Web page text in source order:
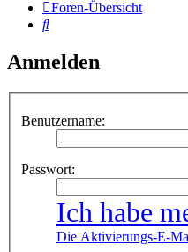
Foren-Übersicht
Suche
Anmelden
Benutzername:
Passwort:
Ich habe
Die Aktivierungs-E-